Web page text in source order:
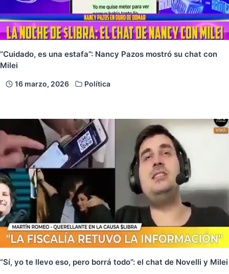
“Cuidado, es una estafa”: Nancy Pazos mostró su chat con
Milei
16 marzo, 2026 Política
“Sí, yo te llevo eso, pero borrá todo”: el chat de Novelli y Milei